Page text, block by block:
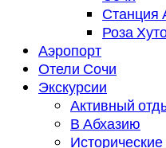
Станция
Роза
Аэропорт
Отели Сочи
Экскурсии
Активный
В Абхазию
Исторические